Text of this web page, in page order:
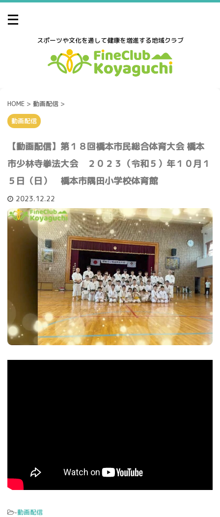
スポーツや文化を通して健康を増進する地域クラブ
HOME > 動画配信 >
動画配信
【動画配信】第１８回橋本市民総合体育大会 橋本
市少林寺拳法大会 ２０２３（令和５）年１０月１
５日（日） 橋本市隅田小学校体育館
2023.12.22
-動画配信